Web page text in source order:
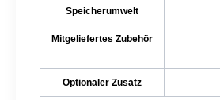
Speicherumwelt
Mitgeliefertes Zubehör
Optionaler Zusatz